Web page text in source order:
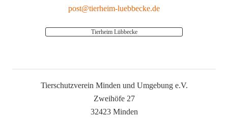
post@tierheim-luebbecke.de
Tierheim Lübbecke
Tierschutzverein Minden und Umgebung e.V.
Zweihöfe 27
32423 Minden